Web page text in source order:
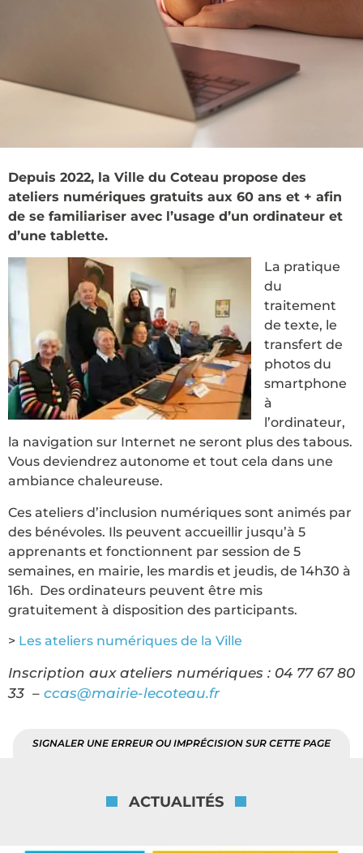
Depuis 2022, la Ville du Coteau propose des
ateliers numériques gratuits aux 60 ans et + afin
de se familiariser avec l’usage d’un ordinateur et
d’une tablette.
La pratique
du
traitement
de texte, le
transfert de
photos du
smartphone
à
l’ordinateur,
la navigation sur Internet ne seront plus des tabous.
Vous deviendrez autonome et tout cela dans une
ambiance chaleureuse.
Ces ateliers d’inclusion numériques sont animés par
des bénévoles. Ils peuvent accueillir jusqu’à 5
apprenants et fonctionnent par session de 5
semaines, en mairie, les mardis et jeudis, de 14h30 à
16h. Des ordinateurs peuvent être mis
gratuitement à disposition des participants.
> Les ateliers numériques de la Ville
Inscription aux ateliers numériques : 04 77 67 80
33 – ccas@mairie-lecoteau.fr
SIGNALER UNE ERREUR OU IMPRÉCISION SUR CETTE PAGE
ACTUALITÉS